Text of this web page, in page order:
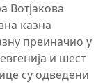
Вотјакова
казна
преиначио у
и шест
су одведени